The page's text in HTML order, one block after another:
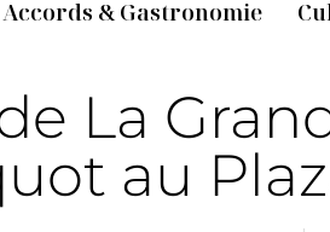
Accords & Gastronomie
La
au